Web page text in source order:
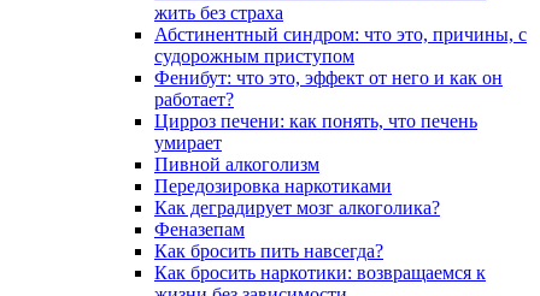
жить без страха
Абстинентный синдром: что это, причины, с
судорожным приступом
Фенибут: что это, эффект от него и как он
работает?
Цирроз печени: как понять, что печень
умирает
Пивной алкоголизм
Передозировка наркотиками
Как деградирует мозг алкоголика?
Феназепам
Как бросить пить навсегда?
Как бросить наркотики: возвращаемся к